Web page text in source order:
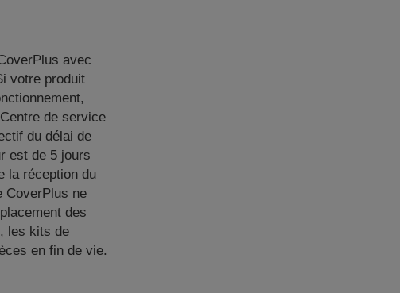
avec
votre produit
de service
du délai de
est de 5 jours
la réception du
CoverPlus ne
des
les kits de
en fin de vie.